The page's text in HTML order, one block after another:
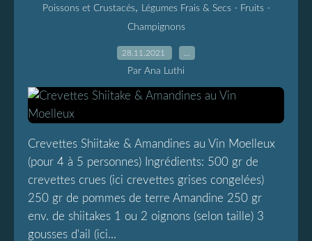
Poissons et Crustacés, Légumes Frais & Secs - Fruits -
Champignons
28.11.2021
Par Ana Luthi
Crevettes Shiitake & Amandines au Vin Moelleux
(pour 4 à 5 personnes) Ingrédients: 500 gr de
crevettes crues (ici crevettes grises congelées)
250 gr de pommes de terre Amandine 250 gr
env. de shiitakes 1 ou 2 oignons (selon taille) 3
gousses d'ail (ici...